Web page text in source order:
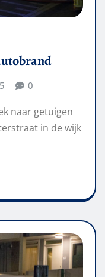
0
naar getuigen
in de wijk